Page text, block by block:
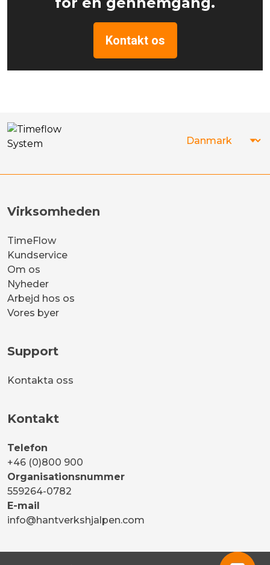
Kontakt os
Virksomheden
TimeFlow
Kundservice
Om os
Nyheder
Arbejd hos os
Vores byer
Support
Kontakta oss
Kontakt
Telefon
+46 (0)800 900
Organisationsnummer
559264-0782
E-mail
info@hantverkshjalpen.com